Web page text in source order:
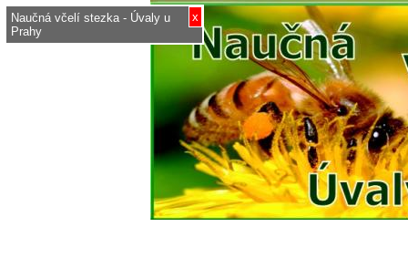
x
Naučná včelí stezka - Úvaly u
Prahy